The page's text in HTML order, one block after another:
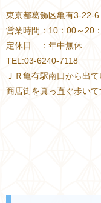
東京都葛飾区亀有3-22-6
営業時間：10：00～20
定休日 ：年中無休
TEL:03-6240-7118
ＪＲ亀有駅南口から出
商店街を真っ直ぐ歩い